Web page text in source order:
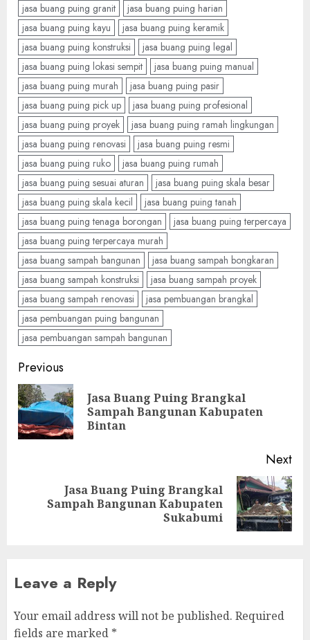
jasa buang puing granit
jasa buang puing harian
jasa buang puing kayu
jasa buang puing keramik
jasa buang puing konstruksi
jasa buang puing legal
jasa buang puing lokasi sempit
jasa buang puing manual
jasa buang puing murah
jasa buang puing pasir
jasa buang puing pick up
jasa buang puing profesional
jasa buang puing proyek
jasa buang puing ramah lingkungan
jasa buang puing renovasi
jasa buang puing resmi
jasa buang puing ruko
jasa buang puing rumah
jasa buang puing sesuai aturan
jasa buang puing skala besar
jasa buang puing skala kecil
jasa buang puing tanah
jasa buang puing tenaga borongan
jasa buang puing terpercaya
jasa buang puing terpercaya murah
jasa buang sampah bangunan
jasa buang sampah bongkaran
jasa buang sampah konstruksi
jasa buang sampah proyek
jasa buang sampah renovasi
jasa pembuangan brangkal
jasa pembuangan puing bangunan
jasa pembuangan sampah bangunan
Continue
Reading
Previous
Jasa Buang Puing Brangkal
Sampah Bangunan Kabupaten
Bintan
Next
Jasa Buang Puing Brangkal
Sampah Bangunan Kabupaten
Sukabumi
Leave a Reply
Your email address will not be published. Required
fields are marked *